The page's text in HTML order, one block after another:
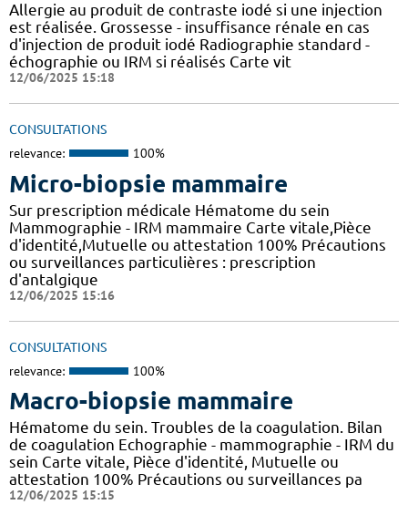
Allergie au produit de contraste iodé si une injection
est réalisée. Grossesse - insuffisance rénale en cas
d'injection de produit iodé Radiographie standard -
échographie ou IRM si réalisés Carte vit
12/06/2025 15:18
CONSULTATIONS
relevance: 100%
Micro-biopsie mammaire
Sur prescription médicale Hématome du sein
Mammographie - IRM mammaire Carte vitale,Pièce
d'identité,Mutuelle ou attestation 100% Précautions
ou surveillances particulières : prescription
d'antalgique
12/06/2025 15:16
CONSULTATIONS
relevance: 100%
Macro-biopsie mammaire
Hématome du sein. Troubles de la coagulation. Bilan
de coagulation Echographie - mammographie - IRM du
sein Carte vitale, Pièce d'identité, Mutuelle ou
attestation 100% Précautions ou surveillances pa
12/06/2025 15:15